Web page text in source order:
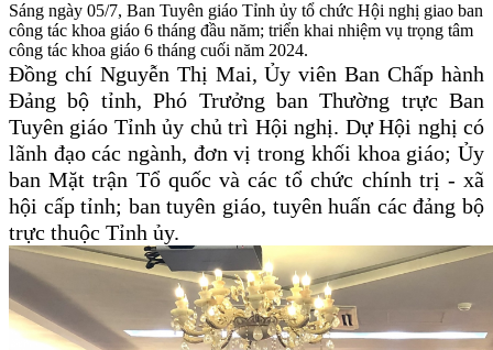
Sáng ngày 05/7, Ban Tuyên giáo Tỉnh ủy tổ chức Hội nghị giao ban
công tác khoa giáo 6 tháng đầu năm; triển khai nhiệm vụ trọng tâm
công tác khoa giáo 6 tháng cuối năm 2024.
Đồng chí Nguyễn Thị Mai, Ủy viên Ban Chấp hành
Đảng bộ tỉnh, Phó Trưởng ban Thường trực Ban
Tuyên giáo Tỉnh ủy chủ trì Hội nghị. Dự Hội nghị có
lãnh đạo các ngành, đơn vị trong khối khoa giáo; Ủy
ban Mặt trận Tổ quốc và các tổ chức chính trị - xã
hội cấp tỉnh; ban tuyên giáo, tuyên huấn các đảng bộ
trực thuộc Tỉnh ủy.